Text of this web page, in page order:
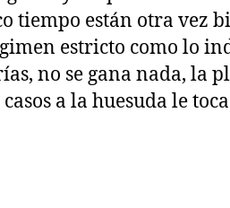
tiempo están otra vez
estricto como lo
no se gana nada, la
a la huesuda le